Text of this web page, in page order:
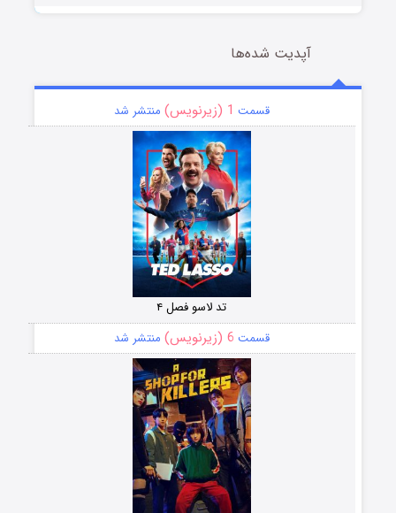
آپدیت شده‌ها
قسمت 1 (زیرنویس) منتشر شد
تد لاسو فصل ۴
قسمت 6 (زیرنویس) منتشر شد